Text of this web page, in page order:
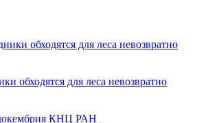
обходятся для леса невозвратно